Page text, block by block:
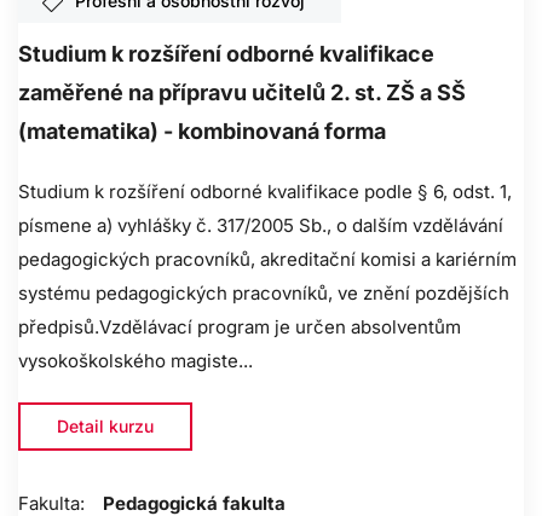
Studium k rozšíření odborné kvalifikace
zaměřené na přípravu učitelů 2. st. ZŠ a SŠ
(matematika) - kombinovaná forma
Studium k rozšíření odborné kvalifikace podle § 6, odst. 1,
písmene a) vyhlášky č. 317/2005 Sb., o dalším vzdělávání
pedagogických pracovníků, akreditační komisi a kariérním
systému pedagogických pracovníků, ve znění pozdějších
předpisů.Vzdělávací program je určen absolventům
vysokoškolského magiste...
Detail kurzu
Fakulta:
Pedagogická fakulta